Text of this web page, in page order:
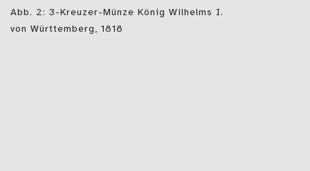
Abb. 2: 3-Kreuzer-Münze König Wilhelms I.
von Württemberg, 1818